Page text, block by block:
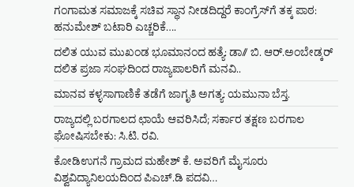
ಗಂಗಾಮತ ಸಮಾಜಕ್ಕೆ ಸಚಿವ ಸ್ಥಾನ ನೀಡದಿದ್ದರೆ ಕಾಂಗ್ರೆಸ್‌ಗೆ ತಕ್ಕ ಪಾಠ:
ಹನುಮೇಶ್ ಬಟಾರಿ ಎಚ್ಚರಿಕೆ….
ದಲಿತ ಯುವ ಮುಖಂಡ ಭೂಮಾನಂದ ಹತ್ಯೆ: ಡಾ// ಬಿ. ಆರ್.ಅಂಬೇಡ್ಕರ್
ದಲಿತ ಪ್ರಜಾ ಸಂಘದಿಂದ ರಾಜ್ಯಪಾಲರಿಗೆ ಮನವಿ..
ಮಾನವ ಕಳ್ಳಸಾಗಾಣಿಕೆ ತಡೆಗೆ ಜಾಗೃತಿ ಅಗತ್ಯ: ಯಮುನಾ ಬೆಸ್ತ.
ರಾಜ್ಯದಲ್ಲಿ ಬರಗಾಲದ ಛಾಯೆ ಆವರಿಸಿದೆ; ಸರ್ಕಾರ ತಕ್ಷಣ ಬರಗಾಲ
ಘೋಷಿಸಬೇಕು: ಸಿ.ಟಿ. ರವಿ.
ಕೋಡಿಉಗನೆ ಗ್ರಾಮದ ಮಹೇಶ್ ಕೆ. ಅವರಿಗೆ ಮೈಸೂರು
ವಿಶ್ವವಿದ್ಯಾನಿಲಯದಿಂದ ಪಿಎಚ್.ಡಿ ಪದವಿ…